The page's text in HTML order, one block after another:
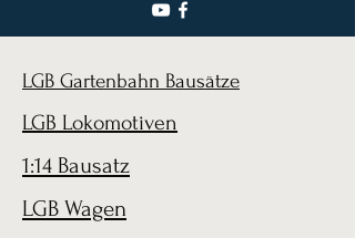
LGB Gartenbahn Bausätze
LGB Lokomotiven
1:14 Bausatz
LGB Wagen